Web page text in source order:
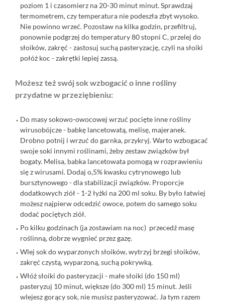
poziom 1 i czasomierz na 20-30 minut minut. Sprawdzaj
termometrem, czy temperatura nie podeszła zbyt wysoko.
Nie powinno wrzeć. Pozostaw na kilka godzin, przefiltruj,
ponownie podgrzej do temperatury 80 stopni C, przelej do
słoików, zakręć - zastosuj suchą pasteryzację, czyli na słoiki
połóż koc - zakrętki lepiej zassą.
Możesz też swój sok wzbogacić o inne rośliny
przydatne w przeziębieniu:
Do masy sokowo-owocowej wrzuć pocięte inne rośliny
wirusobójcze - babkę lancetowatą, melisę, majeranek.
Drobno potnij i wrzuć do garnka, przykryj. Warto wzbogacać
swoje soki innymi roślinami, żeby zestaw związków był
bogaty. Melisa, babka lancetowata pomogą w rozprawieniu
się z wirusami. Dodaj o,5% kwasku cytrynowego lub
bursztynowego - dla stabilizacji związków. Proporcje
dodatkowych ziół - 1-2 łyżki na 200 ml soku. By było łatwiej
możesz najpierw odcedzić owoce, potem do samego soku
dodać pociętych ziół.
Po kilku godzinach (ja zostawiam na noc) przecedź masę
roślinną, dobrze wygnieć przez gazę.
Wlej sok do wyparzonych słoików, wytrzyj brzegi słoików,
zakręć czystą, wyparzoną, suchą pokrywką.
Włóż słoiki do pasteryzacji - małe słoiki (do 150 ml)
pasteryzuj 10 minut, większe (do 300 ml) 15 minut. Jeśli
wlejesz gorący sok, nie musisz pasteryzować. Ja tym razem